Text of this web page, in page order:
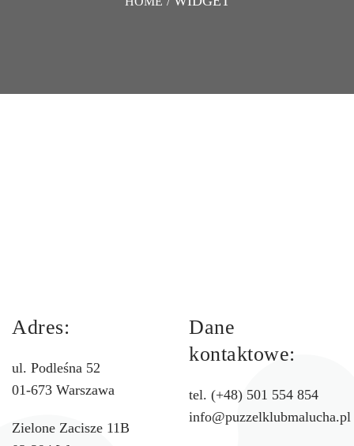
Adres:
ul. Podleśna 52
01-673 Warszawa
Zielone Zacisze 11B
Dane
kontaktowe:
tel. (+48) 501 554 854
info@puzzelklubmalucha.pl